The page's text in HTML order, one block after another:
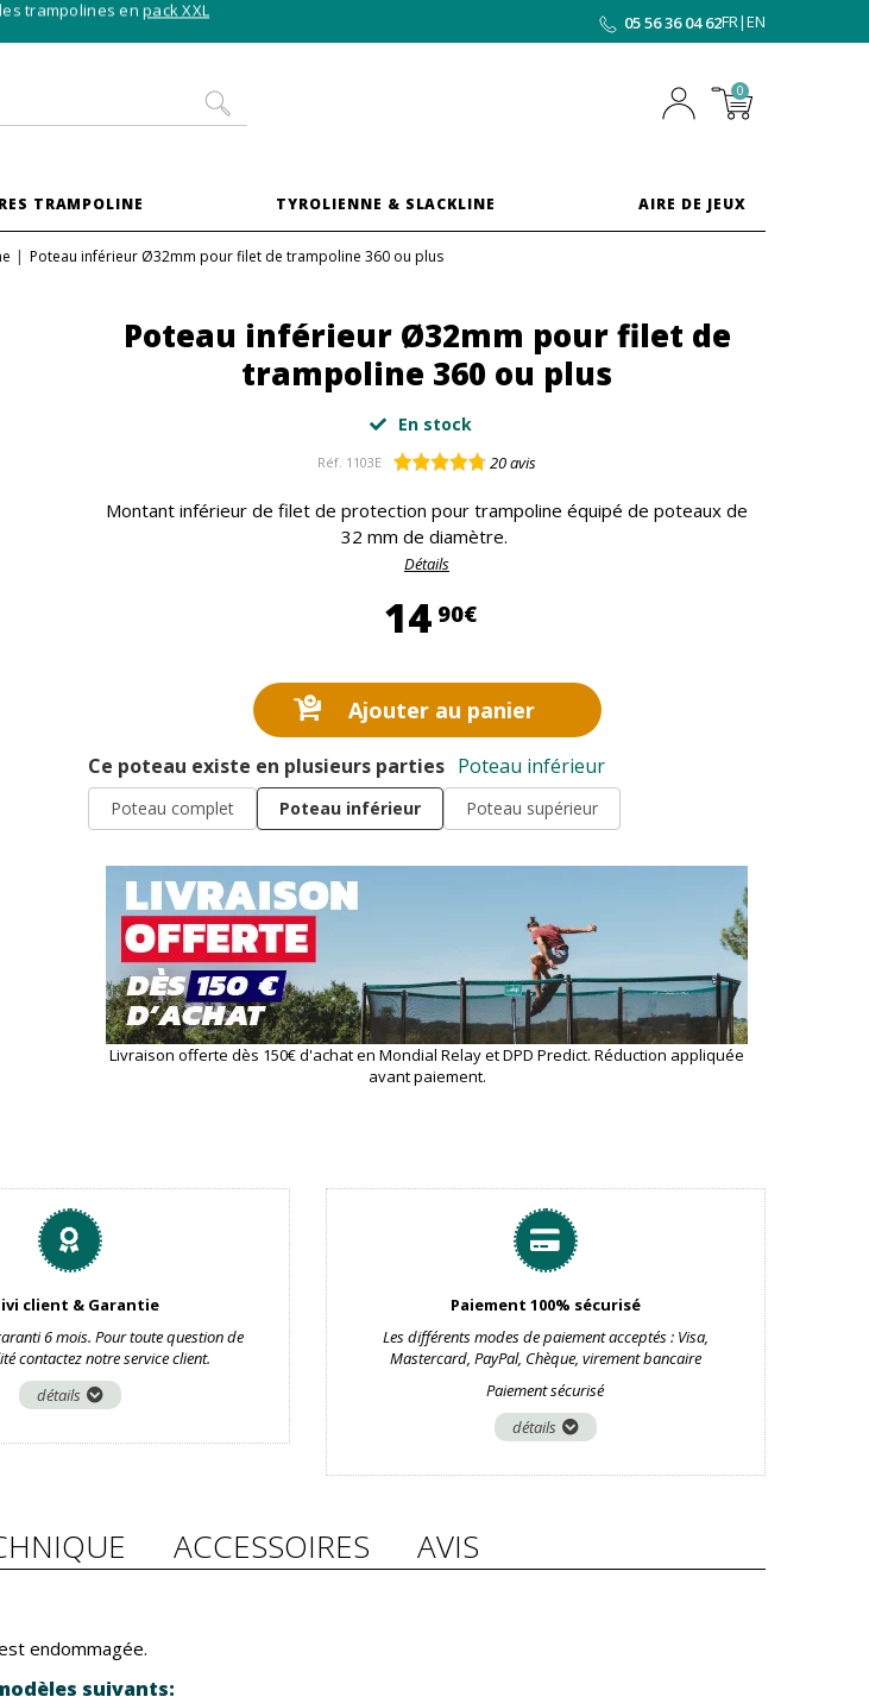
les trampolines enpack XXL 05 56 36 04 62FR|EN
0
TRAMPOLINE TYROLIENNE & SLACKLINE AIRE DE JEUX
Poteau inférieur Ø32mm pour filet de trampoline 360 ou plus
Poteau inférieur Ø32mm pour filet de
trampoline 360 ou plus
En stock
Réf. 1103E 20avis
Montant inférieur de filet de protection pour trampoline équipé de poteaux de
32 mm de diamètre.
Détails
14 90€14,90 €
Ajouter au panier
Ce poteau existe en plusieurs parties Poteau inférieur
Poteau complet Poteau inférieur Poteau supérieur
Livraison offerte dès 150€ d'achat en Mondial Relay et DPD Predict. Réduction appliquée
avant paiement.
client & Garantie
6 mois. Pour toute question de
contactez notre service client.
détails
Paiement 100% sécurisé
Les différents modes de paiement acceptés : Visa,
Mastercard, PayPal, Chèque, virement bancaire
Paiement sécurisé
détails
ACCESSOIRES AVIS
endommagée.
suivants: